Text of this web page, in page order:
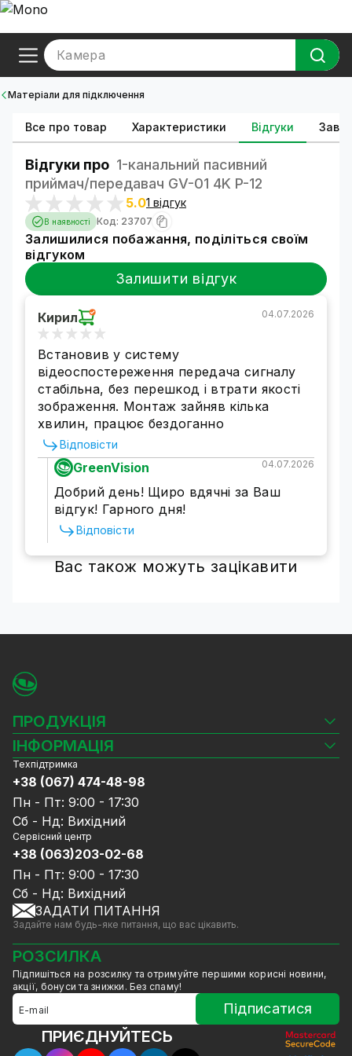
Камера
Матеріали для підключення
Все про товар Характеристики Відгуки
Відгуки про 1-канальний пасивний
приймач/передавач GV-01 4K P-12
5.01 відгук
В наявності Код: 23707
Залишилися побажання, поділіться своїм
відгуком
Залишити відгук
Кирил 04.07.2026
Встановив у систему
відеоспостереження передача сигналу
стабільна, без перешкод і втрати якості
зображення. Монтаж зайняв кілька
хвилин, працює бездоганно
Відповісти
GreenVision 04.07.2026
Добрий день! Щиро вдячні за Ваш
відгук! Гарного дня!
Відповісти
Вас також можуть зацікавити
ПРОДУКЦІЯ
Камери відеоспостереження
Відеореєстратори
Комплекти відеоспостереження
СКУД
Джерела живлення
Мережеве обладнання
Ноутбуки та комп'ютери
Аксесуари
Акції
Знижені в ціні товари
GreenVision знижки
Мерч від GreenVision
Товари для дому
Товари зняті з виробництва
ІНФОРМАЦІЯ
Блог
Доставка та оплата
Гарантія та Сервісне обслуговування
Політика конфіденційності
Договір публічної оферти
Співпраця
Послуги
Калькулятор розрахунку обсягу HDD
Техпідтримка
+38 (067) 474-48-98
Пн - Пт: 9:00 - 17:30
Сб - Нд: Вихідний
Сервісний центр
+38 (063)203-02-68
Пн - Пт: 9:00 - 17:30
Сб - Нд: Вихідний
ЗАДАТИ ПИТАННЯ
Задайте нам будь-яке питання, що вас цікавить.
РОЗСИЛКА
Підпишіться на розсилку та отримуйте першими корисні новини,
акції, бонуси та знижки. Без спаму!
Підписатися
ПРИЄДНУЙТЕСЬ